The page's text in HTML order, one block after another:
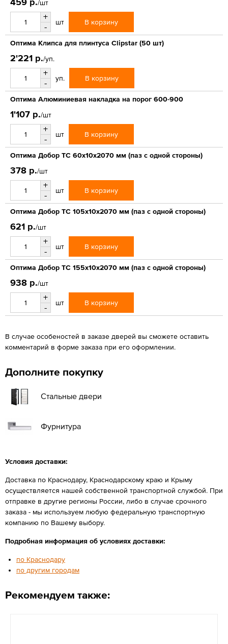
/шт
+
-
шт В корзину
Оптима Клипса для плинтуса Clipstar (50 шт)
2'221 р./уп.
+
-
уп. В корзину
Оптима Алюминиевая накладка на порог 600-900
1'107 р./шт
+
-
шт В корзину
Оптима Добор ТС 60х10х2070 мм (паз с одной стороны)
378 р./шт
+
-
шт В корзину
Оптима Добор ТС 105х10х2070 мм (паз с одной стороны)
621 р./шт
+
-
шт В корзину
Оптима Добор ТС 155х10х2070 мм (паз с одной стороны)
938 р./шт
+
-
шт В корзину
В случае особеностей в заказе дверей вы сможете оставить
комментарий в форме заказа при его оформлении.
Дополните покупку
Стальные двери
Фурнитура
Условия доставки:
Доставка по Краснодару, Краснодарскому краю и Крыму
осуществляется нашей собственной транспортной службой. При
отправке в другие регионы России, либо в случае срочного
заказа - мы используем любую федеральную транспортную
компанию по Вашему выбору.
Подробная информация об условиях доставки:
по Краснодару
по другим городам
Рекомендуем также: